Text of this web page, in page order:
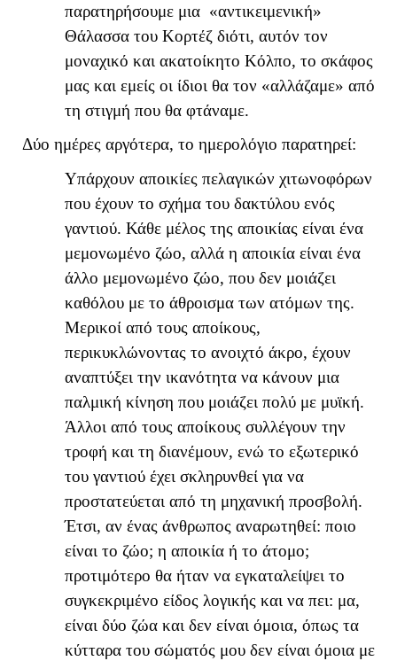
παρατηρήσουμε μια «αντικειμενική»
Θάλασσα του Κορτέζ διότι, αυτόν τον
μοναχικό και ακατοίκητο Κόλπο, το σκάφος
μας και εμείς οι ίδιοι θα τον «αλλάζαμε» από
τη στιγμή που θα φτάναμε.
Δύο ημέρες αργότερα, το ημερολόγιο παρατηρεί:
Υπάρχουν αποικίες πελαγικών χιτωνοφόρων
που έχουν το σχήμα του δακτύλου ενός
γαντιού. Κάθε μέλος της αποικίας είναι ένα
μεμονωμένο ζώο, αλλά η αποικία είναι ένα
άλλο μεμονωμένο ζώο, που δεν μοιάζει
καθόλου με το άθροισμα των ατόμων της.
Μερικοί από τους αποίκους,
περικυκλώνοντας το ανοιχτό άκρο, έχουν
αναπτύξει την ικανότητα να κάνουν μια
παλμική κίνηση που μοιάζει πολύ με μυϊκή.
Άλλοι από τους αποίκους συλλέγουν την
τροφή και τη διανέμουν, ενώ το εξωτερικό
του γαντιού έχει σκληρυνθεί για να
προστατεύεται από τη μηχανική προσβολή.
Έτσι, αν ένας άνθρωπος αναρωτηθεί: ποιο
είναι το ζώο; η αποικία ή το άτομο;
προτιμότερο θα ήταν να εγκαταλείψει το
συγκεκριμένο είδος λογικής και να πει: μα,
είναι δύο ζώα και δεν είναι όμοια, όπως τα
κύτταρα του σώματός μου δεν είναι όμοια με